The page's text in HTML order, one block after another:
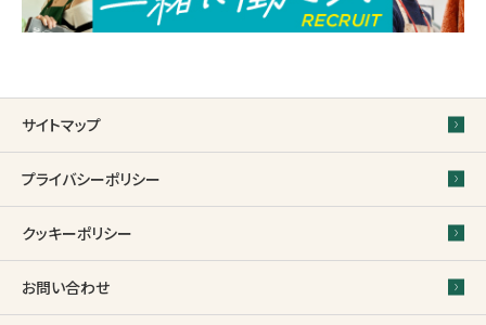
サイトマップ
プライバシーポリシー
クッキーポリシー
お問い合わせ